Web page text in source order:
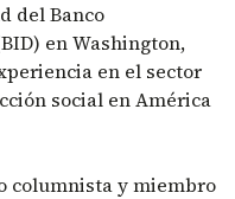
del Banco
en Washington,
en el sector
social en América
columnista y miembro